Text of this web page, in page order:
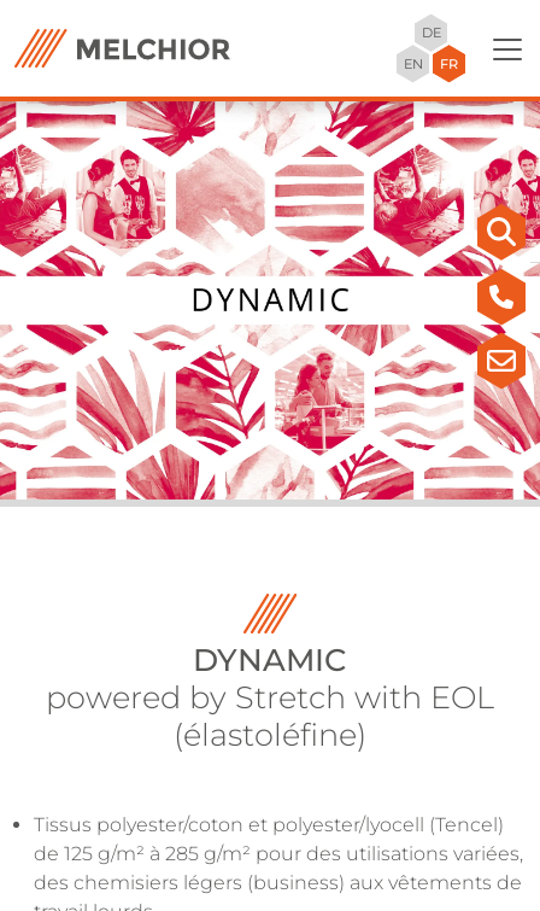
DE
EN
FR
DYNAMIC
powered by Stretch with EOL
(élastoléfine)
Tissus polyester/coton et polyester/lyocell (Tencel)
de 125 g/m² à 285 g/m² pour des utilisations variées,
des chemisiers légers (business) aux vêtements de